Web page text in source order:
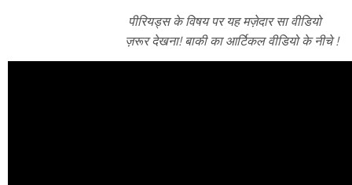
पीरियड्स के विषय पर यह मज़ेदार सा वीडियो
ज़रूर देखना! बाकी का आर्टिकल वीडियो के नीचे !